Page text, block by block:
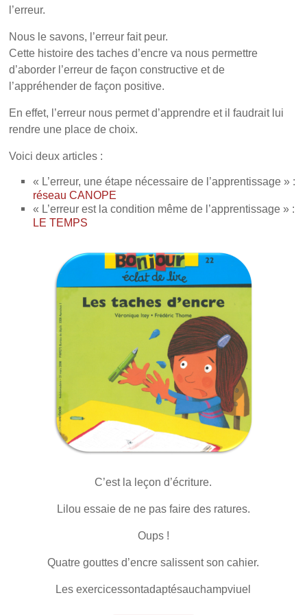
l’erreur.
Nous le savons, l’erreur fait peur.
Cette histoire des taches d’encre va nous permettre
d’aborder l’erreur de façon constructive et de
l’appréhender de façon positive.
En effet, l’erreur nous permet d’apprendre et il faudrait lui
rendre une place de choix.
Voici deux articles :
« L’erreur, une étape nécessaire de l’apprentissage » :
réseau CANOPE
« L’erreur est la condition même de l’apprentissage » :
LE TEMPS
C’est la leçon d’écriture.
Lilou essaie de ne pas faire des ratures.
Oups !
Quatre gouttes d’encre salissent son cahier.
Les exercicessontadaptésauchampviuel